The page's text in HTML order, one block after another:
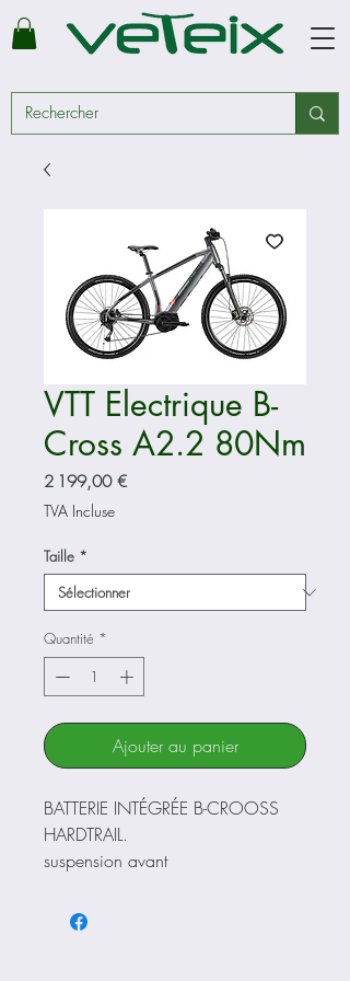
VTT Electrique B-
Cross A2.2 80Nm
2 199,00 €Prix
TVA Incluse
Taille *
Quantité *
Ajouter au panier
BATTERIE INTÉGRÉE B-CROOSS
HARDTRAIL.
suspension avant
100mm. QR.
roues